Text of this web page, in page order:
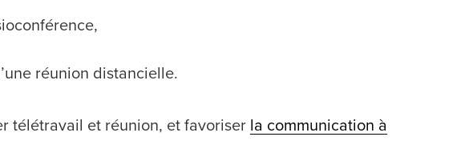
réunion distancielle.
télétravail et réunion, et favoriser la communication à